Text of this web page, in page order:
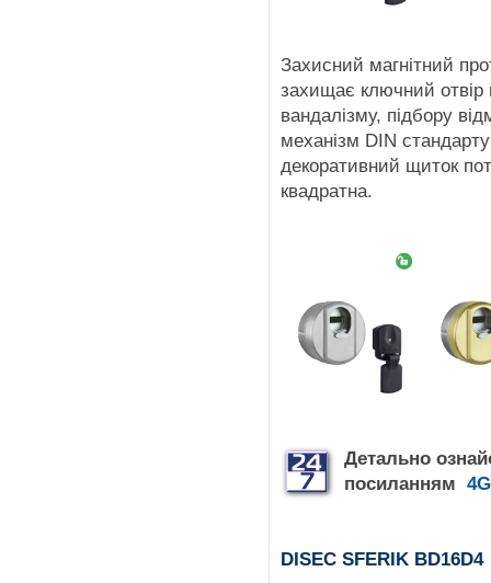
Захисний магнітний
захищає ключний отвір
вандалізму, підбору
механізм DIN
декоративний щиток
квадратна.
Детально
посиланням
DISEC SFERIK BD16D4